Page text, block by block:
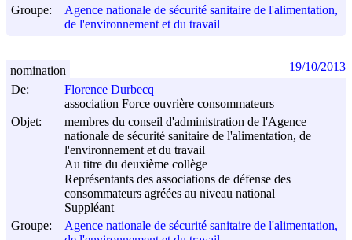
Groupe:
Agence nationale de sécurité sanitaire de l'alimentation,
de l'environnement et du travail
De:
Florence Durbecq
association Force ouvrière consommateurs
Objet:
membres du conseil d'administration de l'Agence
nationale de sécurité sanitaire de l'alimentation, de
l'environnement et du travail
Au titre du deuxième collège
Représentants des associations de défense des
consommateurs agréées au niveau national
Suppléant
Groupe:
Agence nationale de sécurité sanitaire de l'alimentation,
nomination 19/10/2013